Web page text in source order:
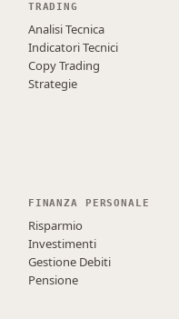
TRADING
Analisi Tecnica
Indicatori Tecnici
Copy Trading
Strategie
FINANZA PERSONALE
Risparmio
Investimenti
Gestione Debiti
Pensione